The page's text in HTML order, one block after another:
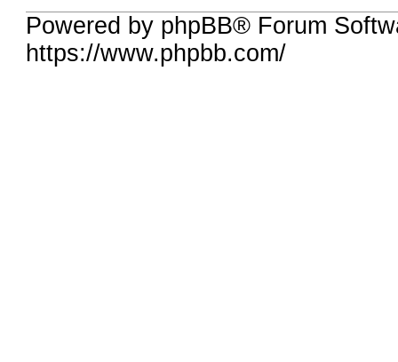
Powered by phpBB® Forum
https://www.phpbb.com/